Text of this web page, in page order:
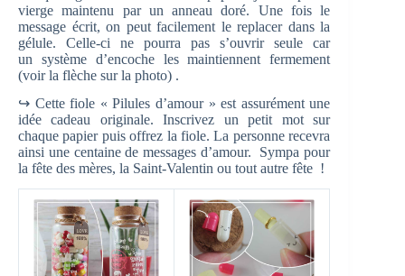
vierge maintenu par un anneau doré. Une fois le
message écrit, on peut facilement le replacer dans la
gélule. Celle-ci ne pourra pas s’ouvrir seule car
un système d’encoche les maintiennent fermement
(voir la flèche sur la photo) .
↪ Cette fiole « Pilules d’amour » est assurément une
idée cadeau originale. Inscrivez un petit mot sur
chaque papier puis offrez la fiole. La personne recevra
ainsi une centaine de messages d’amour. Sympa pour
la fête des mères, la Saint-Valentin ou tout autre fête !